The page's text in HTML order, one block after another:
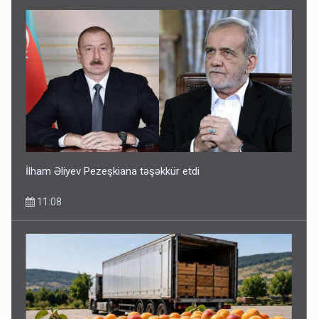
İlham Əliyev Pezeşkiana təşəkkür etdi
11:08